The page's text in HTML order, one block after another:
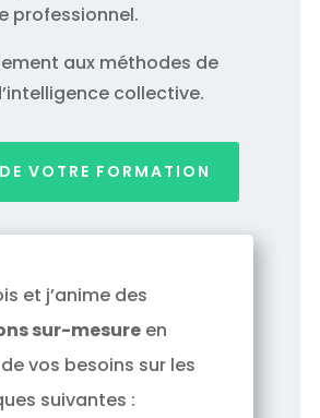
professionnel.
aux méthodes de
collective.
VOTRE FORMATION
et j’anime des
sur-mesure en
vos besoins sur les
suivantes :